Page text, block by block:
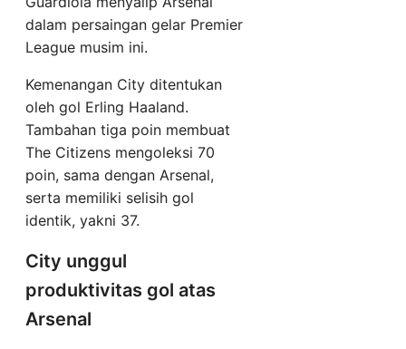
dalam persaingan gelar Premier
League musim ini.
Kemenangan City ditentukan
oleh gol Erling Haaland.
Tambahan tiga poin membuat
The Citizens mengoleksi 70
poin, sama dengan Arsenal,
serta memiliki selisih gol
identik, yakni 37.
City unggul
produktivitas gol atas
Arsenal